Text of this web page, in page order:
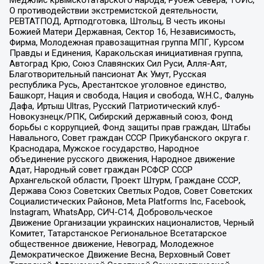
О противодействии экстремистской деятельности,
РЕВТАТПОД, Артподготовка, Штольц, В честь иконы
Божией Матери Державная, Сектор 16, Независимость,
Фирма, Молодежная правозащитная группа МПГ, Курсом
Правды и Единения, Каракольская инициативная группа,
Автоград Крю, Союз Славянских Сил Руси, Алля-Аят,
Благотворительный пансионат Ак Умут, Русская
республика Русь, Арестантское уголовное единство,
Башкорт, Нация и свобода, Нация и свобода, W.H.С., Фалунь
Дафа, Иртыш Ultras, Русский Патриотический клуб-
Новокузнецк/РПК, Сибирский державный союз, Фонд
борьбы с коррупцией, Фонд защиты прав граждан, Штабы
Навального, Совет граждан СССР Прикубанского округа г.
Краснодара, Мужское государство, Народное
объединение русского движения, Народное движение
Адат, Народный совет граждан РСФСР СССР
Архангельской области, Проект Штурм, Граждане СССР,
Держава Союз Советских Светлых Родов, Совет Советских
Социалистических Районов, Meta Platforms Inc, Facebook,
Instagram, WhatsApp, СИЧ-С14, Добровольческое
Движение Организации украинских националистов, Черный
Комитет, Татарстанское Региональное Всетатарское
общественное движение, Невоград, Молодежное
Демократическое Движение Весна, Верховный Совет